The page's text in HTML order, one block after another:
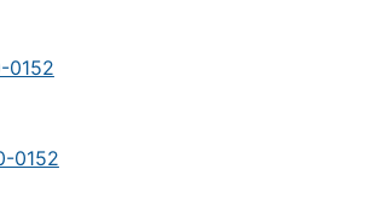
0152
0152